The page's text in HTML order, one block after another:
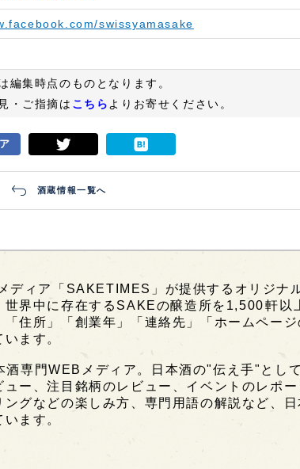
swissyamasake
編集時点のものとなります。
・ご指摘は こちら よりお寄せください。
酒蔵情報一覧へ
ディア「SAKETIMES」が提供するオリジナ
界中に存在するSAKEの醸造所を1,500軒以
住所」「創業年」「連絡先」「ホームページ
ます。
酒専門WEBメディア。日本酒の"伝え手"とし
ー、注目銘柄のレビュー、イベントのレポー
グなどの楽しみ方、専門用語の解説など、日
ます。